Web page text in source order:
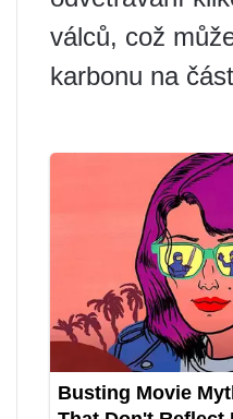
válců, což
karbonu na